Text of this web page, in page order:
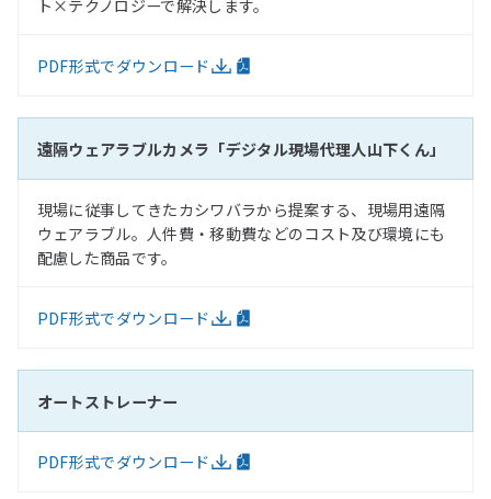
ト×テクノロジーで解決します。
PDF形式でダウンロード
遠隔ウェアラブルカメラ「デジタル現場代理人山下くん」
現場に従事してきたカシワバラから提案する、現場用遠隔
ウェアラブル。人件費・移動費などのコスト及び環境にも
配慮した商品です。
PDF形式でダウンロード
オートストレーナー
PDF形式でダウンロード